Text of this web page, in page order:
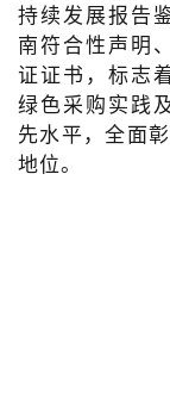
持续发展报告
南符合性声明
证证书，标志
绿色采购实践
先水平，全面
地位。